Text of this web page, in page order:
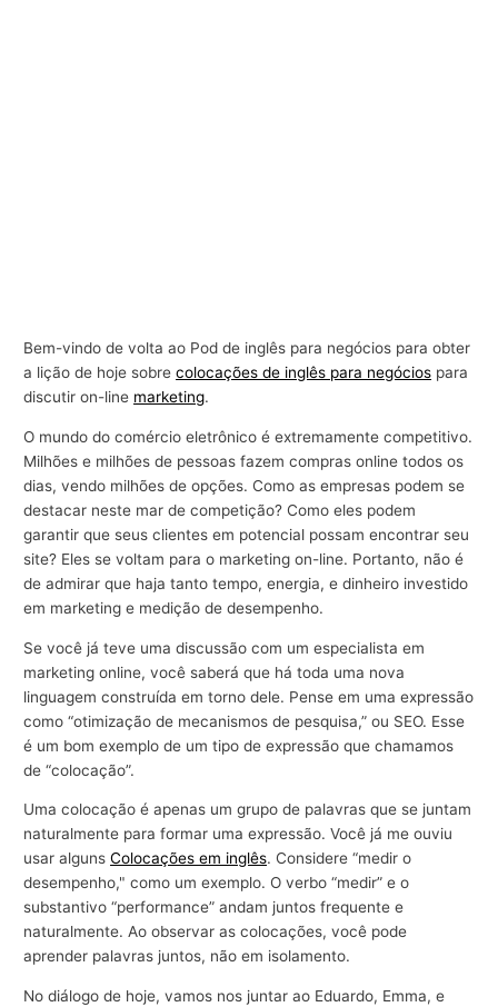
Bem-vindo de volta ao Pod de inglês para negócios para obter
a lição de hoje sobrecolocações de inglês para negócios para
discutir on-line marketing.
O mundo do comércio eletrônico é extremamente competitivo.
Milhões e milhões de pessoas fazem compras online todos os
dias, vendo milhões de opções. Como as empresas podem se
destacar neste mar de competição? Como eles podem
garantir que seus clientes em potencial possam encontrar seu
site? Eles se voltam para o marketing on-line. Portanto, não é
de admirar que haja tanto tempo, energia, e dinheiro investido
em marketing e medição de desempenho.
Se você já teve uma discussão com um especialista em
marketing online, você saberá que há toda uma nova
linguagem construída em torno dele. Pense em uma expressão
como “otimização de mecanismos de pesquisa,” ou SEO. Esse
é um bom exemplo de um tipo de expressão que chamamos
de “colocação”.
Uma colocação é apenas um grupo de palavras que se juntam
naturalmente para formar uma expressão. Você já me ouviu
usar algunsColocações em inglês. Considere “medir o
desempenho," como um exemplo. O verbo “medir” e o
substantivo “performance” andam juntos frequente e
naturalmente. Ao observar as colocações, você pode
aprender palavras juntos, não em isolamento.
No diálogo de hoje, vamos nos juntar ao Eduardo, Emma, e